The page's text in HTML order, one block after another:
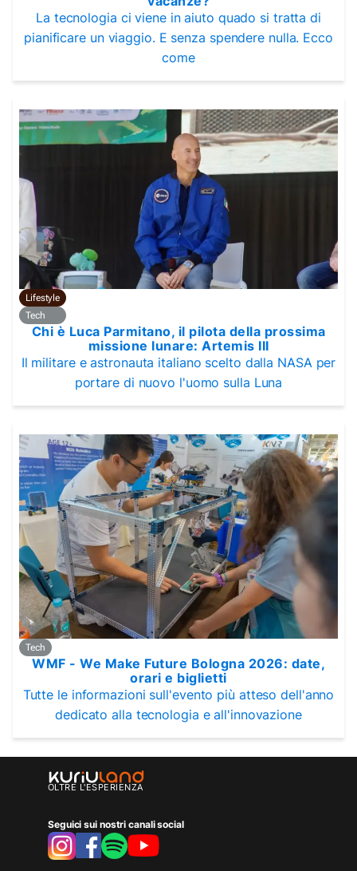
La tecnologia ci viene in aiuto quado si tratta di
pianificare un viaggio. E senza spendere nulla. Ecco
come
Lifestyle
Tech
Chi è Luca Parmitano, il pilota della prossima
missione lunare: Artemis III
Il militare e astronauta italiano scelto dalla NASA per
portare di nuovo l'uomo sulla Luna
Tech
WMF - We Make Future Bologna 2026: date,
orari e biglietti
Tutte le informazioni sull'evento più atteso dell'anno
dedicato alla tecnologia e all'innovazione
OLTRE L'ESPERIENZA
Seguici sui nostri canali social